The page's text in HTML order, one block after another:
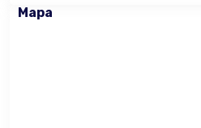
Mapa